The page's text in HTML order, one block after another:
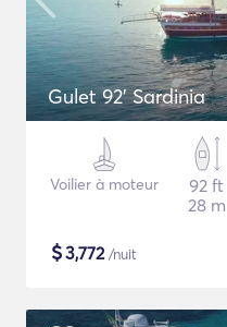
Gulet 92' Sardinia
Voilier à moteur
92 ft
28 m
$3,772/nuit